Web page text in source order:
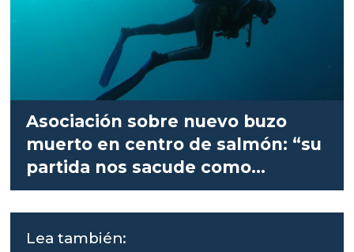
Asociación sobre nuevo buzo
muerto en centro de salmón: “su
partida nos sacude como
gremio”
Lea también: